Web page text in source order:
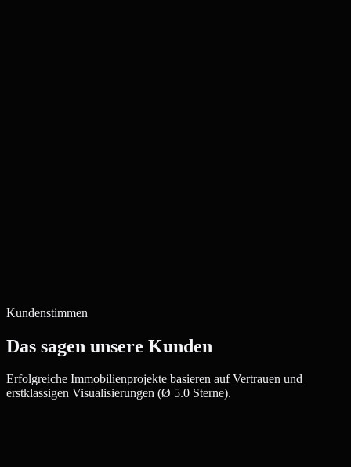
Kundenstimmen
Das sagen unsere Kunden
Erfolgreiche Immobilienprojekte basieren auf Vertrauen und
erstklassigen Visualisierungen (Ø 5.0 Sterne).